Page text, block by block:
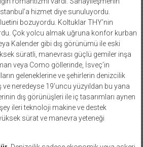
hizmet diye sunuluyordu.
bozuyordu. Koltuklar THY’nin
Çok yolcu almak uğruna konfor kurban
Kalender gibi dış görünümü ile eski
süratli, manevrası güçlü gemiler inşa
veya Como göllerinde, İsveç’in
geleneklerine ve şehirlerin denizcilik
ve neredeyse 19’uncu yüzyıldan bu yana
dış görünüşleri ile iç tasarımları aynen
ileri teknoloji makine ve destek
sürat ve manevra yeteneği